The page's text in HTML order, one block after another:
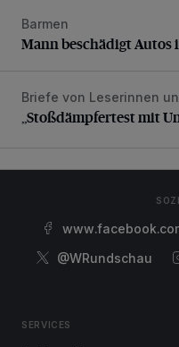
Mann beschädigt Autos
Barmen
Mann beschädigt Autos
„Stoßdämpfertest mit
Briefe von Leserinnen
„Stoßdämpfertest mit
@WRundschau
SERVICES